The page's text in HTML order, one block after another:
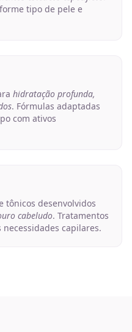
tipo de pele e
hidratação profunda,
. Fórmulas adaptadas
com ativos
tônicos desenvolvidos
cabeludo. Tratamentos
capilares.